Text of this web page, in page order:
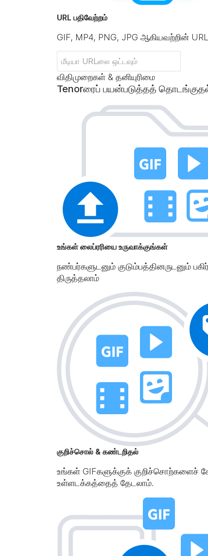
URL பதிவேற்றம்
GIF, MP4, PNG, JPG ஆகியவற்றின் URL
விதிமுறைகள் & தனியுரிமை
Tenorரைப் பயன்படுத்தத்
உங்கள் லைப்ரரியை உருவாக்குங்கள்
நண்பர்களுடனும் குடும்பத்தினருடனும்
திருத்தலாம்
குறிச்சொல் & கண்டறிதல்
உங்கள் GIFகளுக்குக் குறிச்சொற்களைச்
உள்ளடக்கத்தைத் தேடலாம்.